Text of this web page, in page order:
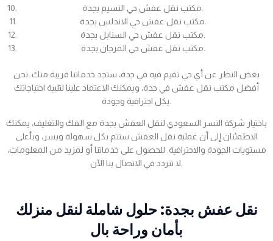
بغض النظر عن أي حي تقيم فيه في جدة، ستجد خدماتنا قريبة منك. نحن
أفضل مكتب نقل عفش في جدة، ويمكنك الاعتماد علينا لتلبية احتياجاتك
باختيار شركة النسر السعودي لنقل العفش بجدة مع الفك والتغليف، يمكنك
الاطمئنان إلى أن عملية نقل العفش ستتم بكل سهولة ويسر، وبأعلى
مستويات الجودة والاحترافية. للحصول على خدماتنا أو لمزيد من المعلومات،
نقل عفش بجدة: حلول شاملة لنقل منزلك
بأمان وراحة بال